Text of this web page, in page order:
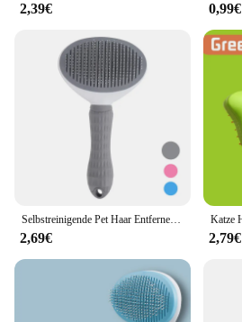
2,39€ 0,99€
Selbstreinigende Pet Haar Entfernen Kamm Katze Slicker Pinsel Pet Haar Entfernung Kamm Für Katzen Pflege Pinsel Hund Kämme katze Zubehör
2,69€ 2,79€